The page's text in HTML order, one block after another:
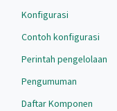
Konfigurasi
Contoh konfigurasi
Perintah pengelolaan
Pengumuman
Daftar Komponen